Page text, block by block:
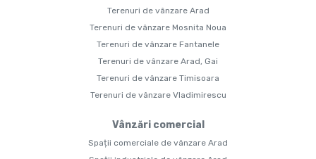
Terenuri de vânzare Arad
Terenuri de vânzare Mosnita Noua
Terenuri de vânzare Fantanele
Terenuri de vânzare Arad, Gai
Terenuri de vânzare Timisoara
Terenuri de vânzare Vladimirescu
Vânzări comercial
Spații comerciale de vânzare Arad